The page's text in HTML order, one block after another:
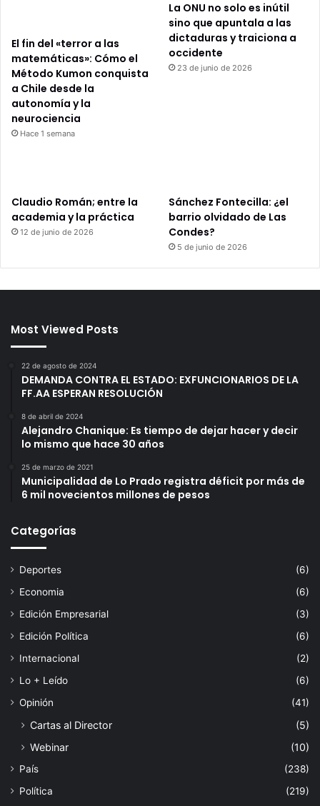
El fin del «terror a las
matemáticas»: Cómo el
Método Kumon conquista
a Chile desde la
autonomía y la
neurociencia
Hace 1 semana
La ONU no solo es inútil
sino que apuntala a las
dictaduras y traiciona a
occidente
23 de junio de 2026
Claudio Román; entre la
academia y la práctica
12 de junio de 2026
Sánchez Fontecilla: ¿el
barrio olvidado de Las
Condes?
5 de junio de 2026
Most Viewed Posts
22 de agosto de 2024
DEMANDA CONTRA EL ESTADO: EXFUNCIONARIOS DE LA
FF.AA ESPERAN RESOLUCIÓN
8 de abril de 2024
Alejandro Chanique: Es tiempo de dejar hacer y decir
lo mismo que hace 30 años
25 de marzo de 2021
Municipalidad de Lo Prado registra déficit por más de
6 mil novecientos millones de pesos
Categorías
Deportes
(6)
Economia
(6)
Edición Empresarial
(3)
Edición Política
(6)
Internacional
(2)
Lo + Leído
(6)
Opinión
(41)
Cartas al Director
(5)
Webinar
(10)
País
(238)
Política
(219)